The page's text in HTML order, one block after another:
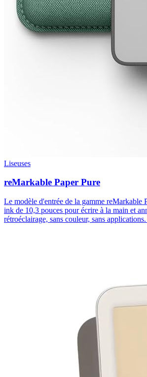
Liseuses
reMarkable Paper Pure
Le modèle d'entrée de la gamme reMarkable
ink de 10,3 pouces pour écrire à la main et
rétroéclairage, sans couleur, sans